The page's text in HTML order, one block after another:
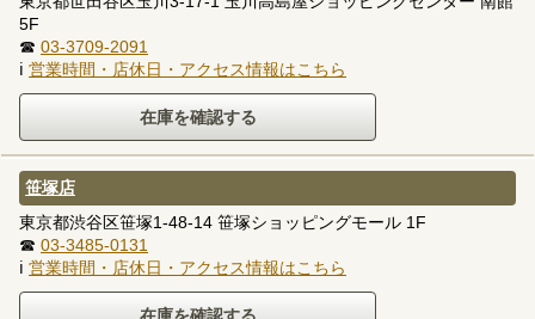
5F
☎ 03-3709-2091
ℹ 営業時間・店休日・アクセス情報はこちら
笹塚店
東京都渋谷区笹塚1-48-14 笹塚ショッピングモール 1F
☎ 03-3485-0131
ℹ 営業時間・店休日・アクセス情報はこちら